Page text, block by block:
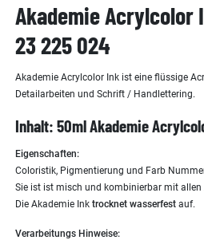
Akademie Acrylcolor
23 225 024
Akademie Acrylcolor Ink ist eine flüssige
Detailarbeiten und Schrift / Handlettering.
Inhalt: 50ml Akademie
Eigenschaften:
Coloristik, Pigmentierung und Farb
Sie ist ist misch und kombinierbar mit allen
Die Akademie Ink trocknet wasserfest auf.
Verarbeitungs Hinweise: